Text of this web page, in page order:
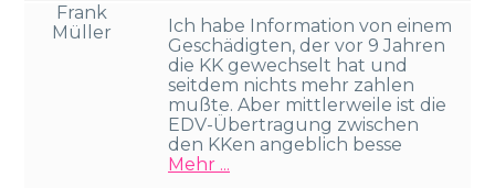
Frank
Müller
Ich habe Information von einem
Geschädigten, der vor 9 Jahren
die KK gewechselt hat und
seitdem nichts mehr zahlen
mußte. Aber mittlerweile ist die
EDV-Übertragung zwischen
den KKen angeblich besse
Mehr ...